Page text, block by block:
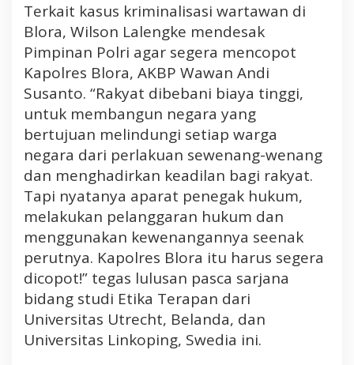
Terkait kasus kriminalisasi wartawan di
Blora, Wilson Lalengke mendesak
Pimpinan Polri agar segera mencopot
Kapolres Blora, AKBP Wawan Andi
Susanto. “Rakyat dibebani biaya tinggi,
untuk membangun negara yang
bertujuan melindungi setiap warga
negara dari perlakuan sewenang-wenang
dan menghadirkan keadilan bagi rakyat.
Tapi nyatanya aparat penegak hukum,
melakukan pelanggaran hukum dan
menggunakan kewenangannya seenak
perutnya. Kapolres Blora itu harus segera
dicopot!” tegas lulusan pasca sarjana
bidang studi Etika Terapan dari
Universitas Utrecht, Belanda, dan
Universitas Linkoping, Swedia ini.